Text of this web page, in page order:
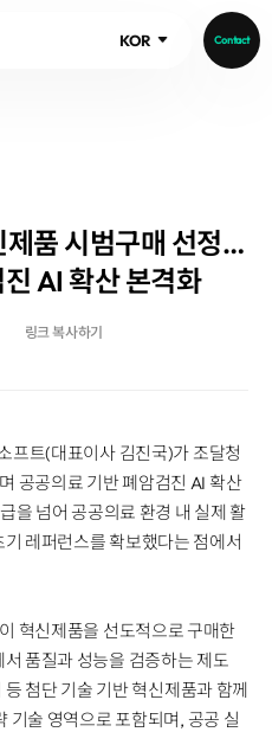
KOR Contact
품 시범구매 선정…
AI 확산 본격화
링크 복사하기
프트(대표이사 김진국)가 조달청
공공의료 기반 폐암검진 AI 확산
을 넘어 공공의료 환경 내 실제 활
레퍼런스를 확보했다는 점에서
혁신제품을 선도적으로 구매한
품질과 성능을 검증하는 제도
첨단 기술 기반 혁신제품과 함께
기술 영역으로 포함되며, 공공 실